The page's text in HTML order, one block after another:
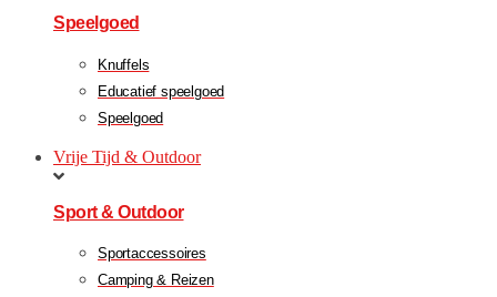
Speelgoed
Knuffels
Educatief speelgoed
Speelgoed
Vrije Tijd & Outdoor
Sport & Outdoor
Sportaccessoires
Camping & Reizen